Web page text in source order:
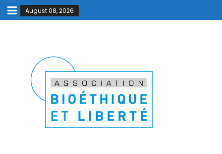
August 08, 2026